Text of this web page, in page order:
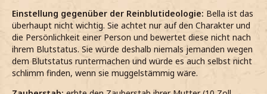
Einstellung gegenüber der Reinblutideologie: Bella ist das
überhaupt nicht wichtig. Sie achtet nur auf den Charakter und
die Persönlichkeit einer Person und bewertet diese nicht nach
ihrem Blutstatus. Sie würde deshalb niemals jemanden wegen
dem Blutstatus runtermachen und würde es auch selbst nicht
schlimm finden, wenn sie muggelstämmig wäre.